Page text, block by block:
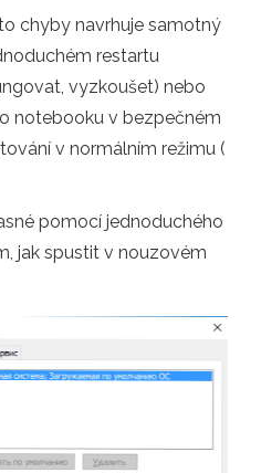
chyby navrhuje samotný
restartu
vyzkoušet) nebo
notebooku v bezpečném
v normálním režimu (
pomocí jednoduchého
jak spustit v nouzovém